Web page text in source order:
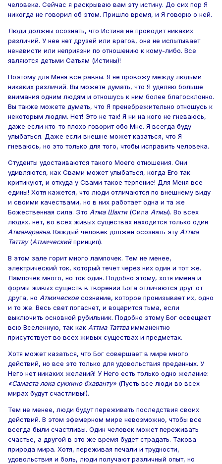
человека. Сейчас я раскрываю вам эту истину. До сих пор Я
никогда не говорил об этом. Пришло время, и Я говорю о ней.
Люди должны осознать, что Истина не проводит никаких
различий. У нее нет друзей или врагов, она не испытывает
ненависти или неприязни по отношению к кому-либо. Все
являются детьми Сатьям (Истины)!
Поэтому для Меня все равны. Я не провожу между людьми
никаких различий. Вы можете думать, что Я уделяю больше
внимания одним людям и отношусь к ним более благосклонно.
Вы также можете думать, что Я пренебрежительно отношусь к
некоторым людям. Нет! Это не так! Я ни на кого не гневаюсь,
даже если кто-то плохо говорит обо Мне. Я всегда буду
улыбаться. Даже если внешне может казаться, что Я
гневаюсь, но это только для того, чтобы исправить человека.
Студенты удостаиваются такого Моего отношения. Они
удивляются, как Свами может улыбаться, когда Его так
критикуют, и откуда у Свами такое терпение! Для Меня все
едины! Хотя кажется, что люди отличаются по внешнему виду
и своими качествами, но в них работает одна и та же
Божественная сила. Это Атма Шакти (Сила Атмы). Во всех
людях, нет, во всех живых существах находится только один
Атманараяна. Каждый человек должен осознать эту Аттма
Таттву(Атмическийпринцип).
В этом зале горит много лампочек. Тем не менее,
электрический ток, который течет через них один и тот же.
Лампочек много, но ток один. Подобно этому, хотя имена и
формы живых существ в творении Бога отличаются друг от
друга, но Атмическое сознание, которое пронизывает их, одно
и то же. Весь свет погаснет, и воцарится тьма, если
выключить основной рубильник. Подобно этому Бог освещает
всю Вселенную, так как Аттма Таттваимманентно
присутствует во всех живых существах и предметах.
Хотя может казаться, что Бог совершает в мире много
действий, но все это только для удовольствия преданных. У
Него нет никаких желаний! У Него есть только одно желание:
«Самаста лока сукхино бхаванту» (Пусть все люди во всех
мирах будут счастливы!).
Тем не менее, люди будут переживать последствия своих
действий. В этом эфемерном мире невозможно, чтобы все
всегда были счастливы. Один человек может переживать
счастье, а другой в это же время будет страдать. Такова
природа мира. Хотя, переживая печали и трудности,
удовольствия и боль, люди получают различный опыт, но